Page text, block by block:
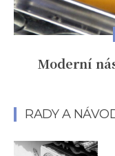
Moderní
RADY A